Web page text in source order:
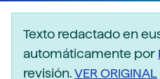
Texto redactado en
automáticamente por
revisión.VER ORIGINAL